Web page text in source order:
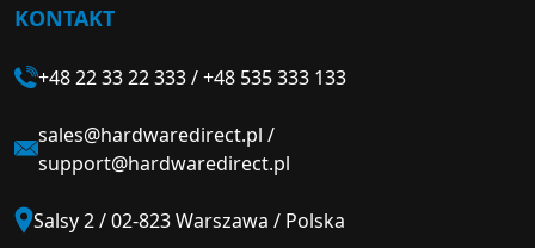
KONTAKT
+48 22 33 22 333/+48 535 333 133
sales@hardwaredirect.pl /
support@hardwaredirect.pl
Salsy 2 / 02-823 Warszawa / Polska